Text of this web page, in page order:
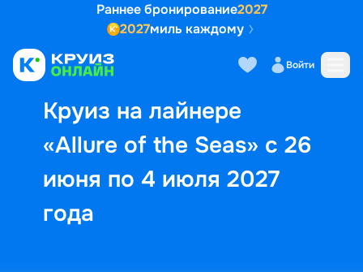
Раннее бронирование2027
2027миль каждому
Войти
Круиз на лайнере
«Allure of the Seas» с 26
июня по 4 июля 2027
года
Выбор кают Маршрут и